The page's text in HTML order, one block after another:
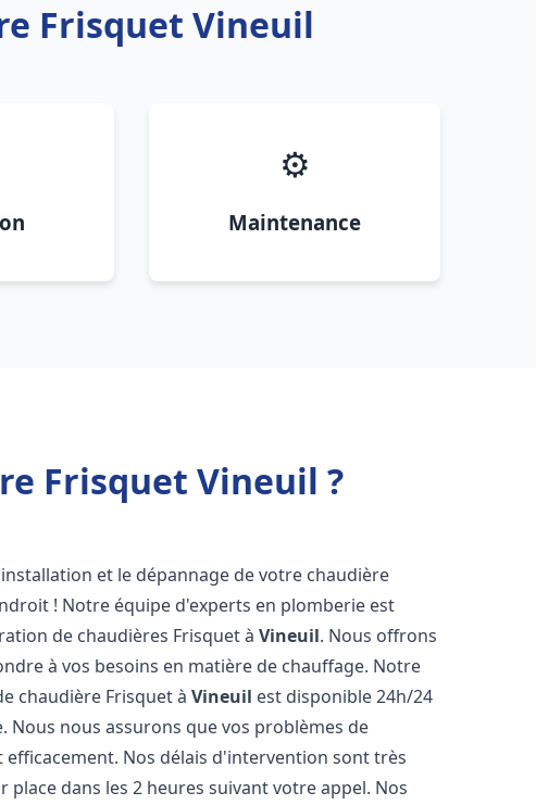
Frisquet Vineuil
⚙️
Maintenance
Frisquet Vineuil ?
et le dépannage de votre chaudière
! Notre équipe d'experts en plomberie est
de chaudières Frisquet àVineuil. Nous offrons
à vos besoins en matière de chauffage. Notre
chaudière Frisquet àVineuil est disponible 24h/24
nous assurons que vos problèmes de
Nos délais d'intervention sont très
dans les 2 heures suivant votre appel. Nos